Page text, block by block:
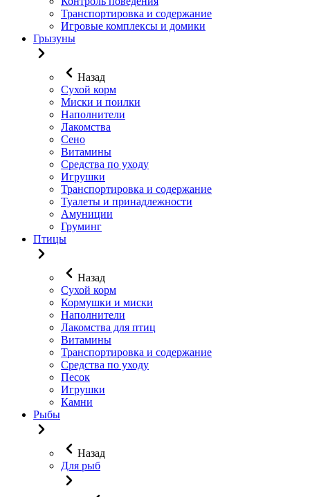
Транспортировка и содержание
Игровые комплексы и домики
Грызуны
Назад
Сухой корм
Миски и поилки
Наполнители
Лакомства
Сено
Витамины
Средства по уходу
Игрушки
Транспортировка и содержание
Туалеты и принадлежности
Амуниции
Груминг
Птицы
Назад
Сухой корм
Кормушки и миски
Наполнители
Лакомства для птиц
Витамины
Транспортировка и содержание
Средства по уходу
Песок
Игрушки
Камни
Рыбы
Назад
Для рыб